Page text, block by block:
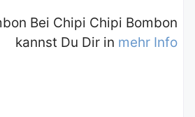
Bei Chipi Chipi Bombon
kannst Du Dir in mehr Info